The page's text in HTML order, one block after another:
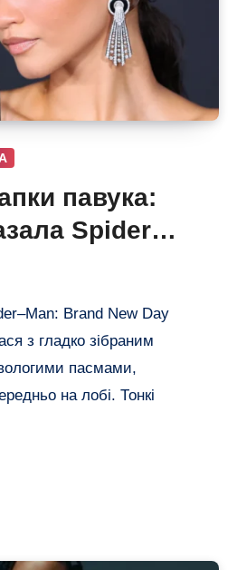
павука:
Spider
Brand New Day
з гладко зібраним
пасмами,
на лобі. Тонкі